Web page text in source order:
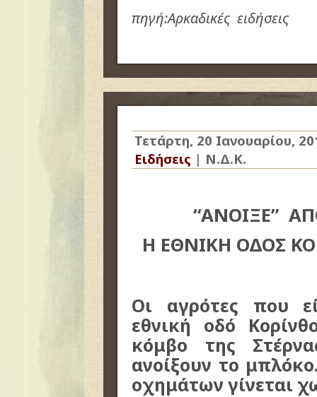
πηγή:Αρκαδικές ειδήσεις
Τετάρτη, 20 Ιανουαρίου,
Ειδήσεις | Ν.Δ.Κ.
“ΑΝΟΙΞΕ”
Η ΕΘΝΙΚΗ ΟΔΟΣ
Οι αγρότες που
εθνική οδό
κόμβο της
ανοίξουν το
οχημάτων γίνεται